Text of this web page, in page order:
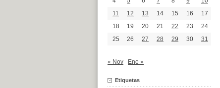
11
12 13 14 15 16
17
18
19 20 21 22 23
24
25
26 27 28 29 30 31
« Nov Ene »
Etiquetas